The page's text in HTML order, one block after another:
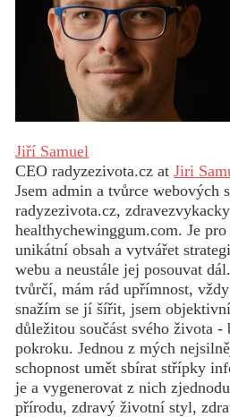
Jiří Samuel
CEO radyzezivota.cz atJiri
Jsem admin a tvůrce webových
radyzezivota.cz,
healthychewinggum.com. Je
unikátní obsah a vytvářet
webu a neustále jej posouvat
tvůrčí, mám rád upřímnost,
snažím se jí šířit, jsem
důležitou součást svého života -
pokroku. Jednou z mých
schopnost umět sbírat střípky
je a vygenerovat z nich
přírodu, zdravý životní styl,